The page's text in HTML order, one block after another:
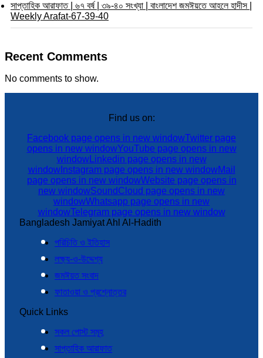
সাপ্তাহিক আরাফাত | ৬৭ বর্ষ | ৩৯-৪০ সংখ্যা | বাংলাদেশ জমঈয়তে আহলে হাদীস |
Weekly Arafat-67-39-40
Recent Comments
No comments to show.
Find us on:
Facebook page opens in new windowTwitter page
opens in new windowYouTube page opens in new
windowLinkedin page opens in new
windowInstagram page opens in new windowMail
page opens in new windowWebsite page opens in
new windowSoundCloud page opens in new
windowWhatsapp page opens in new
windowTelegram page opens in new window
Bangladesh Jamiyat Ahl Al-Hadith
পরিচিতি ও ইতিহাস
লক্ষ্য-ও-উদ্দেশ্য
জমঈয়ত সংবাদ
ফাতাওয়া ও প্রশ্নোত্তর
Quick Links
সকল পোস্ট সমূহ
সাপ্তাহিক আরাফাত